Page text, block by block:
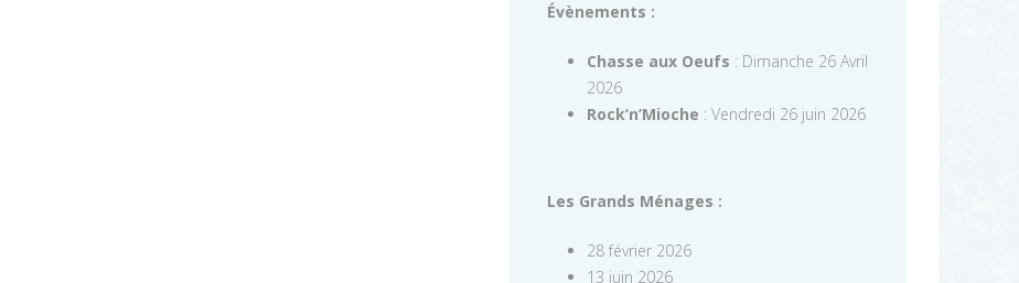
Évènements :
Chasse aux Oeufs : Dimanche 26 Avril
2026
Rock’n’Mioche : Vendredi 26 juin 2026
Les Grands Ménages :
28 février 2026
13 juin 2026